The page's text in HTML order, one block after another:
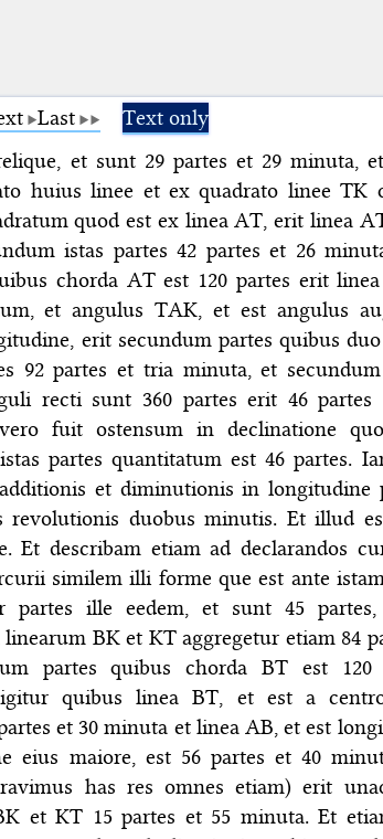
Last
Text only
et sunt 29 partes et 29 minuta,
huius linee et ex quadrato linee TK
quod est ex linea AT, erit linea
istas partes 42 partes et 26
chorda AT est 120 partes erit
et angulus TAK, et est angulus
erit secundum partes quibus
92 partes et tria minuta, et
recti sunt 360 partes erit 46 partes
fuit ostensum in declinatione
partes quantitatum est 46 partes.
et diminutionis in longitudine
revolutionis duobus minutis. Et illud
Et describam etiam ad declarandos
similem illi forme que est ante
partes ille eedem, et sunt 45
BK et KT aggregetur etiam 84
partes quibus chorda BT est 120
igitur quibus linea BT, et est a
et 30 minuta et linea AB, et est
eius maiore, est 56 partes et 40
has res omnes etiam) erit
et KT 15 partes et 55 minuta. Et